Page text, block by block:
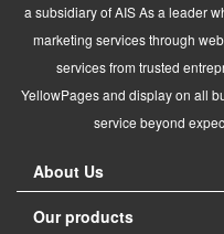
a subsidiary of AIS As a leader
marketing services through
services from trusted
YellowPages and display on all
service beyond
About Us
Our products